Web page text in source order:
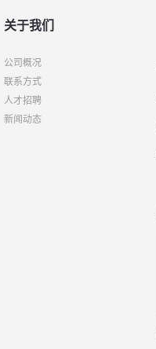
关于我们
公司概况
联系方式
人才招聘
新闻动态